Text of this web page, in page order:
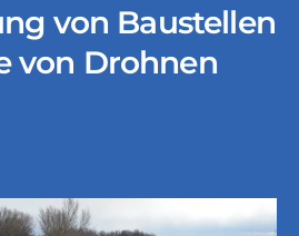
von Baustellen
von Drohnen